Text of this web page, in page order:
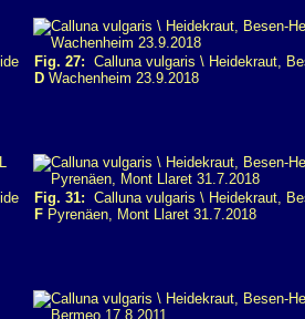
Fig. 27: Calluna vulgaris \ Heidekraut,
D Wachenheim 23.9.2018
Fig. 31: Calluna vulgaris \ Heidekraut,
F Pyrenäen, Mont Llaret 31.7.2018